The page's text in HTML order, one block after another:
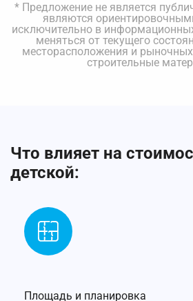
* Предложение не является
являются
исключительно в
меняться от текущего
месторасположения и
строительные
Что влияет на
детской:
Площадь и планировка